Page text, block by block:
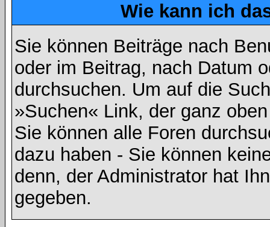
Wie kann ich
Sie können Beiträge nach
oder im Beitrag, nach Datum
durchsuchen. Um auf die
»Suchen« Link, der ganz
Sie können alle Foren
dazu haben - Sie können
denn, der Administrator hat
gegeben.